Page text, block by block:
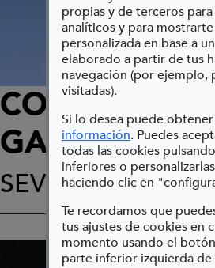
propias y de terceros
analíticos y para
personalizada en base a
elaborado a partir de tus
navegación (por ejemplo,
visitadas).
Si lo desea puede obtener
información(Abre en
. Puedes
todas las cookies
inferiores o
haciendo clic en
Te recordamos que
tus ajustes de cookies en
momento usando el
parte inferior izquierda de
COMPAÑÍA
GALÁN
SEVILLA